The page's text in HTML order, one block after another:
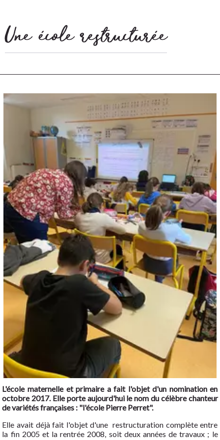
Une école restructurée
L'école maternelle et primaire a fait l'objet d'un nomination en
octobre 2017. Elle porte aujourd'hui le nom du célèbre chanteur
de variétés françaises : "l'école Pierre Perret".
Elle avait déjà fait l'objet d'une restructuration complète entre
la fin 2005 et la rentrée 2008, soit deux années de travaux ; le